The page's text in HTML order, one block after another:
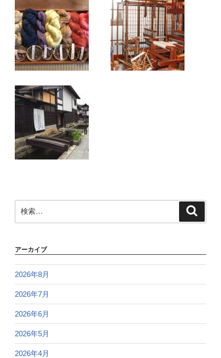
索:
アーカイブ
2026年8月
2026年7月
2026年6月
2026年5月
2026年4月